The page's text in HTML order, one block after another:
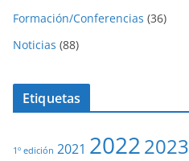
Formación/Conferencias (36)
Noticias (88)
Etiquetas
1º edición 2021 20222023